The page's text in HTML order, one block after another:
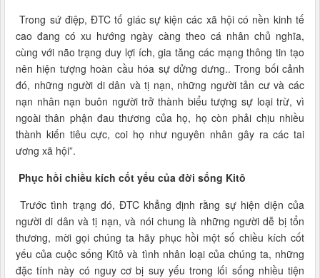
Trong sứ điệp, ĐTC tố giác sự kiện các xã hội có nền kinh tế
cao đang có xu hướng ngày càng theo cá nhân chủ nghĩa,
cùng với não trạng duy lợi ích, gia tăng các mạng thông tin tạo
nên hiện tượng hoàn cầu hóa sự dửng dưng.. Trong bối cảnh
đó, những người di dân và tị nạn, những người tản cư và các
nạn nhân nạn buôn người trở thành biểu tượng sự loại trừ, vì
ngoài thân phận đau thương của họ, họ còn phải chịu nhiều
thành kiến tiêu cực, coi họ như nguyên nhân gây ra các tai
ương xã hội”.
Phục hồi chiều kích cốt yếu của đời sống Kitô
Trước tình trạng đó, ĐTC khẳng định rằng sự hiện diện của
người di dân và tị nạn, và nói chung là những người dễ bị tổn
thương, mời gọi chúng ta hãy phục hồi một số chiều kích cốt
yếu của cuộc sống Kitô và tình nhân loại của chúng ta, những
đặc tính này có nguy cơ bị suy yếu trong lối sống nhiều tiện